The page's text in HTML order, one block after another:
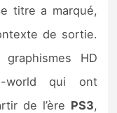
titre a marqué,
de sortie.
HD
world qui ont
de l’ère PS3,